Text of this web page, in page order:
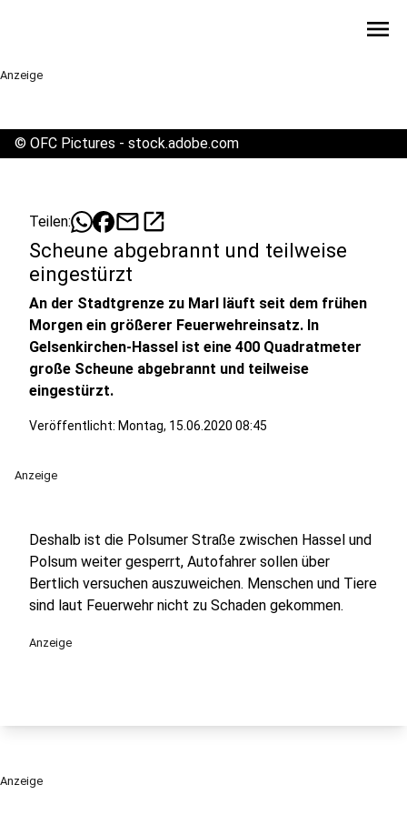
menu
Anzeige
© OFC Pictures - stock.adobe.com
Teilen: mailopen_in_new
Scheune abgebrannt und teilweise
eingestürzt
An der Stadtgrenze zu Marl läuft seit dem frühen
Morgen ein größerer Feuerwehreinsatz. In
Gelsenkirchen-Hassel ist eine 400 Quadratmeter
große Scheune abgebrannt und teilweise
eingestürzt.
Veröffentlicht: Montag, 15.06.2020 08:45
Anzeige
Deshalb ist die Polsumer Straße zwischen Hassel und
Polsum weiter gesperrt, Autofahrer sollen über
Bertlich versuchen auszuweichen. Menschen und Tiere
sind laut Feuerwehr nicht zu Schaden gekommen.
Anzeige
Anzeige